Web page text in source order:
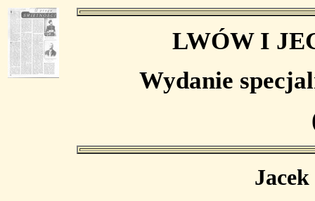
LWÓW I
Wydanie